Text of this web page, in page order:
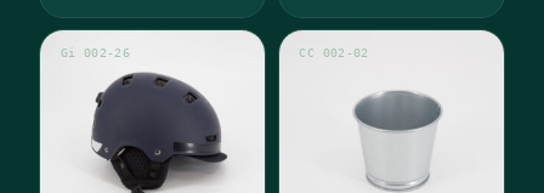
Gi 002-26 CC 002-02